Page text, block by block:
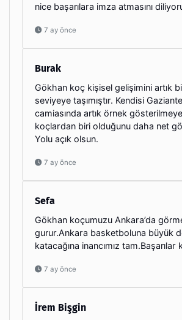
nice başarılara imza atmasını
7 ay önce
Burak
Gökhan koç kişisel gelişimini artık
seviyeye taşımıştır. Kendisi
camiasında artık örnek
koçlardan biri olduğunu daha net
Yolu açık olsun.
7 ay önce
Sefa
Gökhan koçumuzu Ankara’da
gurur.Ankara basketboluna büyük
katacağına inancımız tam.Başarılar
7 ay önce
İrem Bişgin